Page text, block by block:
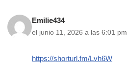
Emilie434
el junio 11, 2026 a las 6:01 pm
https://shorturl.fm/Lvh6W